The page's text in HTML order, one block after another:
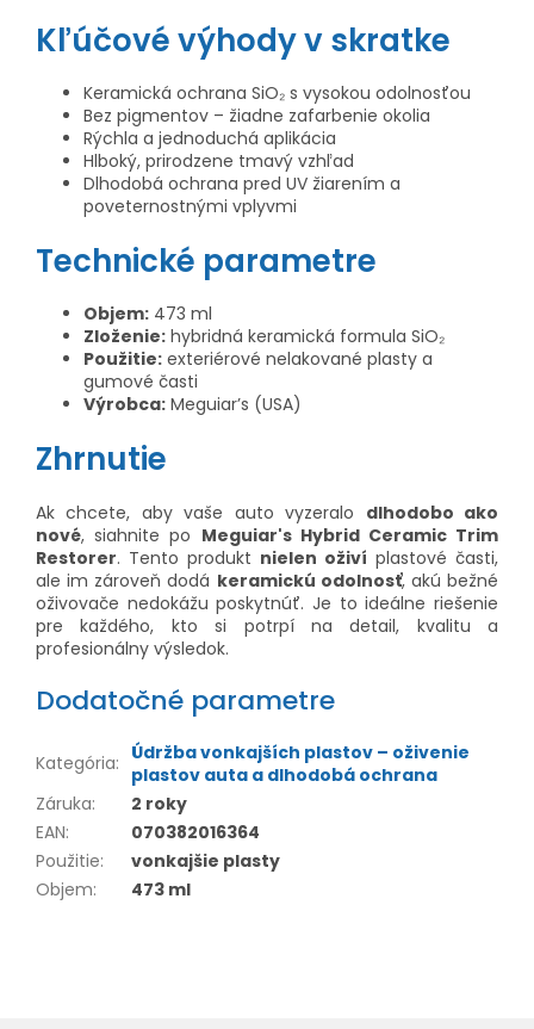
Kľúčové výhody v skratke
Keramická ochrana SiO₂ s vysokou odolnosťou
Bez pigmentov – žiadne zafarbenie okolia
Rýchla a jednoduchá aplikácia
Hlboký, prirodzene tmavý vzhľad
Dlhodobá ochrana pred UV žiarením a
poveternostnými vplyvmi
Technické parametre
Objem: 473 ml
Zloženie: hybridná keramická formula SiO₂
Použitie: exteriérové nelakované plasty a
gumové časti
Výrobca: Meguiar’s (USA)
Zhrnutie
Ak chcete, aby vaše auto vyzeralo dlhodobo ako
nové, siahnite po Meguiar's Hybrid Ceramic Trim
Restorer. Tento produkt nielen oživí plastové časti,
ale im zároveň dodá keramickú odolnosť, akú bežné
oživovače nedokážu poskytnúť. Je to ideálne riešenie
pre každého, kto si potrpí na detail, kvalitu a
profesionálny výsledok.
Dodatočné parametre
Kategória: Údržba vonkajších plastov – oživenie
plastov auta a dlhodobá ochrana
Záruka:
2 roky
EAN:
070382016364
Použitie:
vonkajšie plasty
Objem: 473 ml